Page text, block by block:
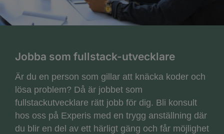
Jobba som fullstack-utvecklare
Är du en person som gillar att knäcka koder och
lösa problem? Då är jobbet som
fullstackutvecklare rätt jobb för dig. Bli konsult
hos oss på Experis med en trygg anställning där
du blir en del av ett härligt gäng och får möjlighet